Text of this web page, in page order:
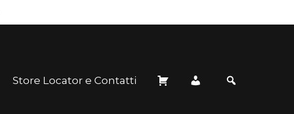
Store Locator e Contatti